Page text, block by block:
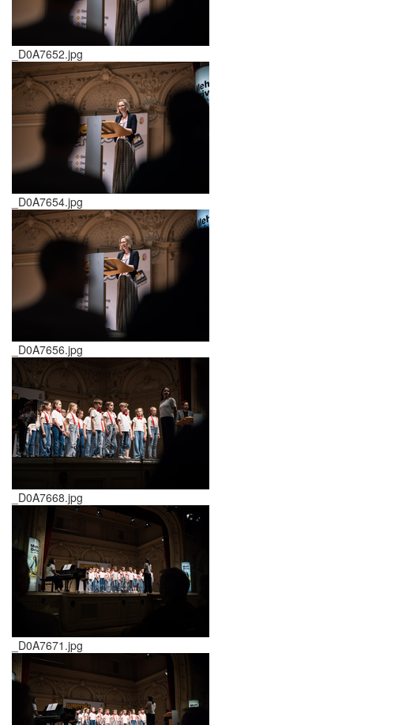
_D0A7652.jpg
_D0A7654.jpg
_D0A7656.jpg
_D0A7668.jpg
_D0A7671.jpg